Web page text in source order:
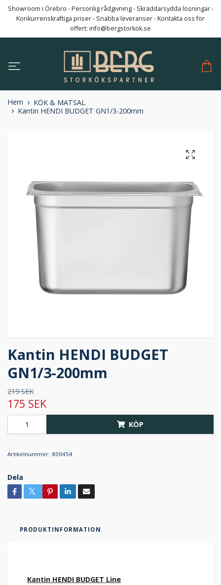
Showroom i Örebro - Personlig rådgivning - Skräddarsydda lösningar -
Konkurrenskraftiga priser - Snabba leveranser - Kontakta oss för
offert: info@bergstorkok.se
Hem
KÖK & MATSAL
Kantin HENDI BUDGET GN1/3-200mm
Kantin HENDI BUDGET
GN1/3-200mm
219 SEK
175 SEK
KÖP
Artikelnummer: 800454
Dela
PRODUKTINFORMATION
Kantin HENDI BUDGET Line